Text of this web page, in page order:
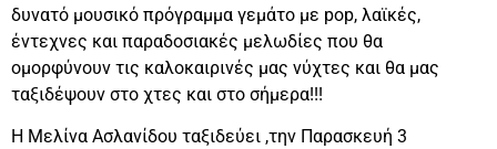
δυνατό μουσικό πρόγραμμα γεμάτο με pop, λαϊκές,
έντεχνες και παραδοσιακές μελωδίες που θα
ομορφύνουν τις καλοκαιρινές μας νύχτες και θα μας
ταξιδέψουν στο χτες και στο σήμερα!!!
Η Μελίνα Ασλανίδου ταξιδεύει ,την Παρασκευή 3